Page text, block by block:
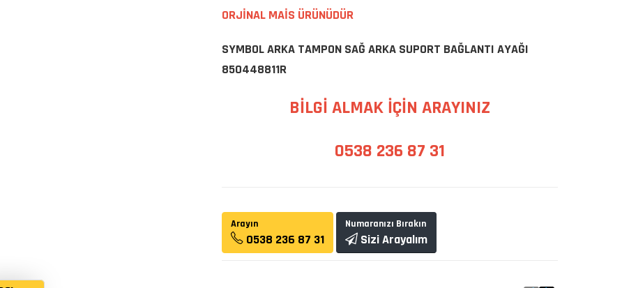
ORJİNAL MAİS ÜRÜNÜDÜR
SYMBOL ARKA TAMPON SAĞ ARKA SUPORT BAĞLANTI AYAĞI
850448811R
BİLGİ ALMAK İÇİN ARAYINIZ
0538 236 87 31
Arayın
0538 236 87 31
Numaranızı Bırakın
Sizi Arayalım